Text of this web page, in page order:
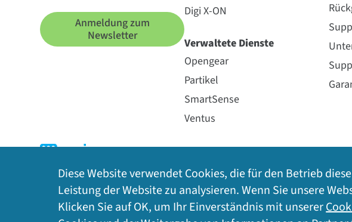
Anmeldung zum
Newsletter
Digi X-ON
Verwaltete Dienste
Opengear
Partikel
SmartSense
Ventus
Datenschutz | Cookie-Richtlinie | Rechtliches | Lageplan
Diese Website verwendet Cookies, die für den Betrieb
Leistung der Website zu analysieren. Wenn Sie unsere
Klicken Sie auf OK, um Ihr Einverständnis mit unserer